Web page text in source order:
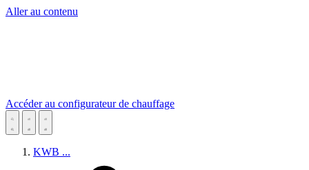
Aller au contenu
Accéder au configurateur de chauffage
KWB ...